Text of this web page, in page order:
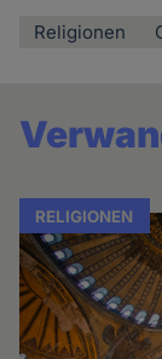
Religionen
RELIGIONEN